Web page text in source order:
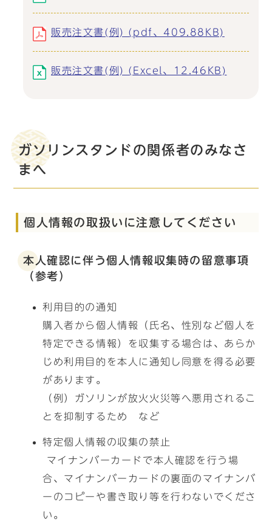
販売注文書(例) (pdf、409.88KB)
販売注文書(例) (Excel、12.46KB)
ガソリンスタンドの関係者のみなさ
まへ
個人情報の取扱いに注意してください
本人確認に伴う個人情報収集時の留意事項
（参考）
利用目的の通知
購入者から個人情報（氏名、性別など個人を
特定できる情報）を収集する場合は、あらか
じめ利用目的を本人に通知し同意を得る必要
があります。
（例）ガソリンが放火火災等へ悪用されるこ
とを抑制するため など
特定個人情報の収集の禁止
マイナンバーカードで本人確認を行う場
合、マイナンバーカードの裏面のマイナンバ
ーのコピーや書き取り等を行わないでくださ
い。